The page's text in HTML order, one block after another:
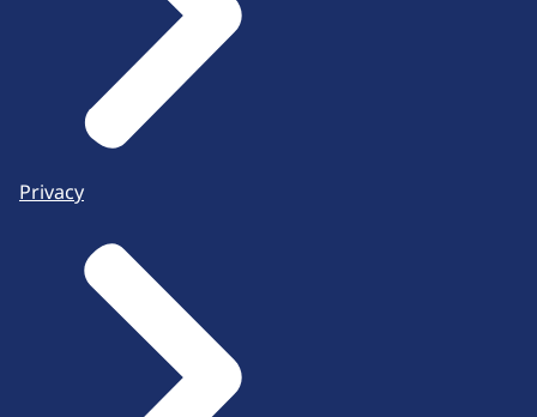
Privacy